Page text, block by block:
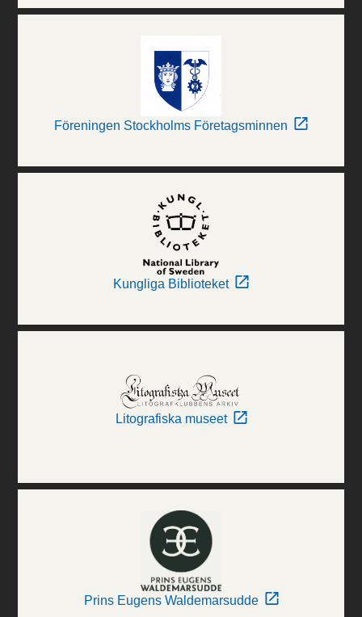
Föreningen Stockholms Företagsminnen
Kungliga Biblioteket
Litografiska museet
Prins Eugens Waldemarsudde